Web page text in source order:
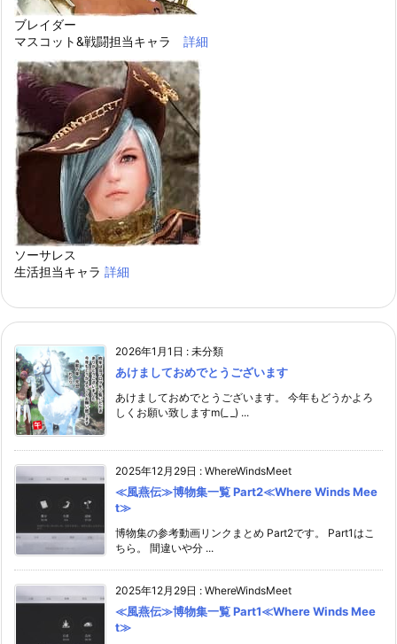
ブレイダー
マスコット&戦闘担当キャラ 詳細
ソーサレス
生活担当キャラ 詳細
2026年1月1日 : 未分類
あけましておめでとうございます
あけましておめでとうございます。 今年もどうかよろ
しくお願い致しますm(_ _) ...
2025年12月29日 : WhereWindsMeet
≪風燕伝≫博物集一覧 Part2≪Where Winds Mee
t≫
博物集の参考動画リンクまとめ Part2です。 Part1はこ
ちら。 間違いや分 ...
2025年12月29日 : WhereWindsMeet
≪風燕伝≫博物集一覧 Part1≪Where Winds Mee
t≫